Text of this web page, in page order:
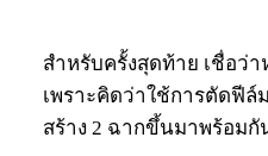
สำหรับครั้งสุดท้าย เชื่อว่
เพราะคิดว่าใช้การตัดฟีล์
สร้าง 2 ฉากขึ้นมาพร้อมกั